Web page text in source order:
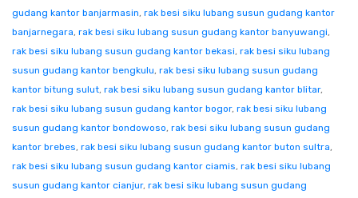
gudang kantor banjarmasin, rak besi siku lubang susun gudang kantor
banjarnegara, rak besi siku lubang susun gudang kantor banyuwangi,
rak besi siku lubang susun gudang kantor bekasi, rak besi siku lubang
susun gudang kantor bengkulu, rak besi siku lubang susun gudang
kantor bitung sulut, rak besi siku lubang susun gudang kantor blitar,
rak besi siku lubang susun gudang kantor bogor, rak besi siku lubang
susun gudang kantor bondowoso, rak besi siku lubang susun gudang
kantor brebes, rak besi siku lubang susun gudang kantor buton sultra,
rak besi siku lubang susun gudang kantor ciamis, rak besi siku lubang
susun gudang kantor cianjur, rak besi siku lubang susun gudang